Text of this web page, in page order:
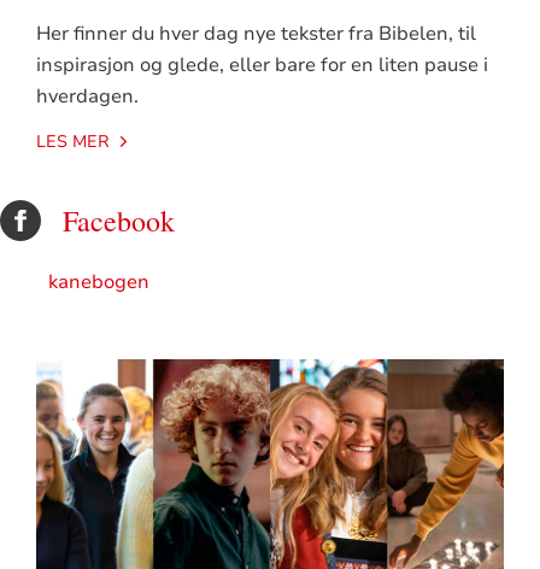
Her finner du hver dag nye tekster fra Bibelen, til
inspirasjon og glede, eller bare for en liten pause i
hverdagen.
LES MER
Facebook
kanebogen